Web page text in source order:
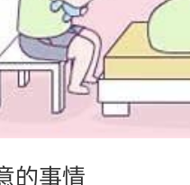
的事情